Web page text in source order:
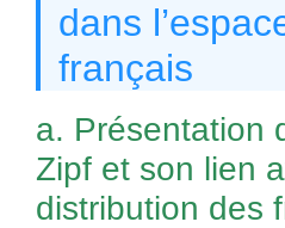
dans
français
a. Présentation
Zipf et son lien
distribution des